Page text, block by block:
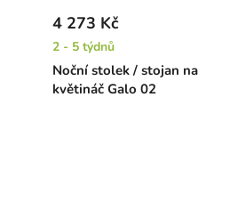
Noční stolek / stojan na
květináč Galo 02
4 273 Kč
2 - 5 týdnů